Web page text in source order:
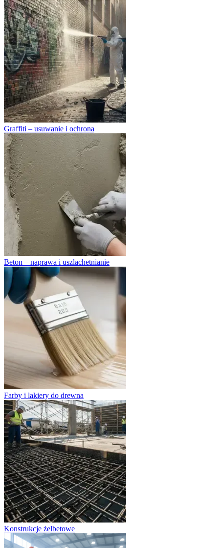
Graffiti – usuwanie i ochrona
Beton – naprawa i uszlachetnianie
Farby i lakiery do drewna
Konstrukcje żelbetowe